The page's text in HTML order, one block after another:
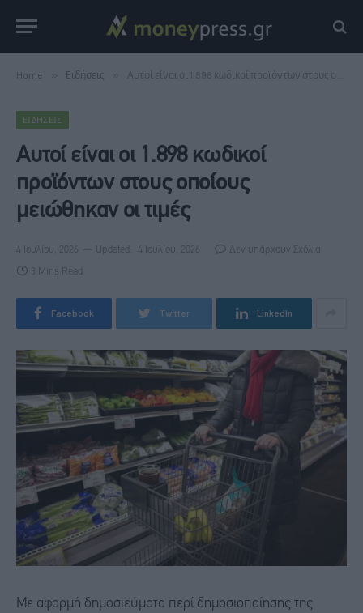
Home Ειδήσεις Αυτοί είναι οι 1.898 κωδικοί προϊόντων στους οποίους μειώθηκαν οι τιμές
ΕΙΔΉΣΕΙΣ
Αυτοί είναι οι 1.898 κωδικοί
προϊόντων στους οποίους
μειώθηκαν οι τιμές
4 Ιουλίου, 2026 Updated: 4 Ιουλίου, 2026 Δεν υπάρχουν Σχόλια
3 Mins Read
Facebook Twitter LinkedIn
Με αφορμή δημοσιεύματα περί δημοσιοποίησης της